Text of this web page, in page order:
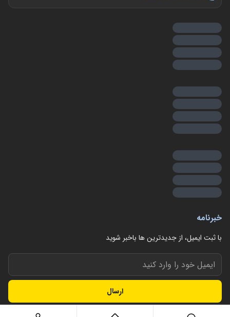
خبرنامه
با ثبت ایمیل، از جدید‌ترین ها با‌خبر شوید
ارسال